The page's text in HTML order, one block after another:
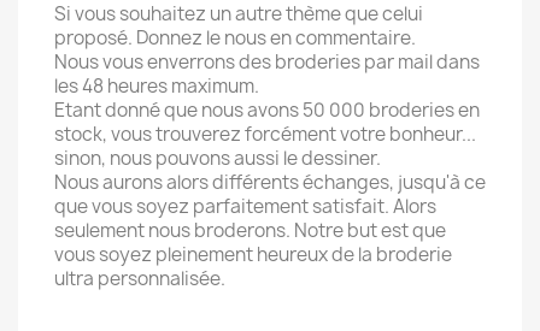
Si vous souhaitez un autre thème que celui
proposé. Donnez le nous en commentaire.
Nous vous enverrons des broderies par mail dans
les 48 heures maximum.
Etant donné que nous avons 50 000 broderies en
stock, vous trouverez forcément votre bonheur...
sinon, nous pouvons aussi le dessiner.
Nous aurons alors différents échanges, jusqu'à ce
que vous soyez parfaitement satisfait. Alors
seulement nous broderons. Notre but est que
vous soyez pleinement heureux de la broderie
ultra personnalisée.